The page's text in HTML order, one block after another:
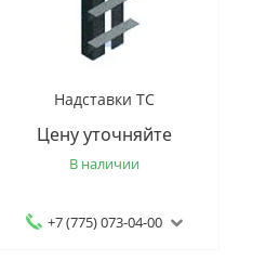
Надставки ТС
Цену уточняйте
В наличии
+7 (775) 073-04-00